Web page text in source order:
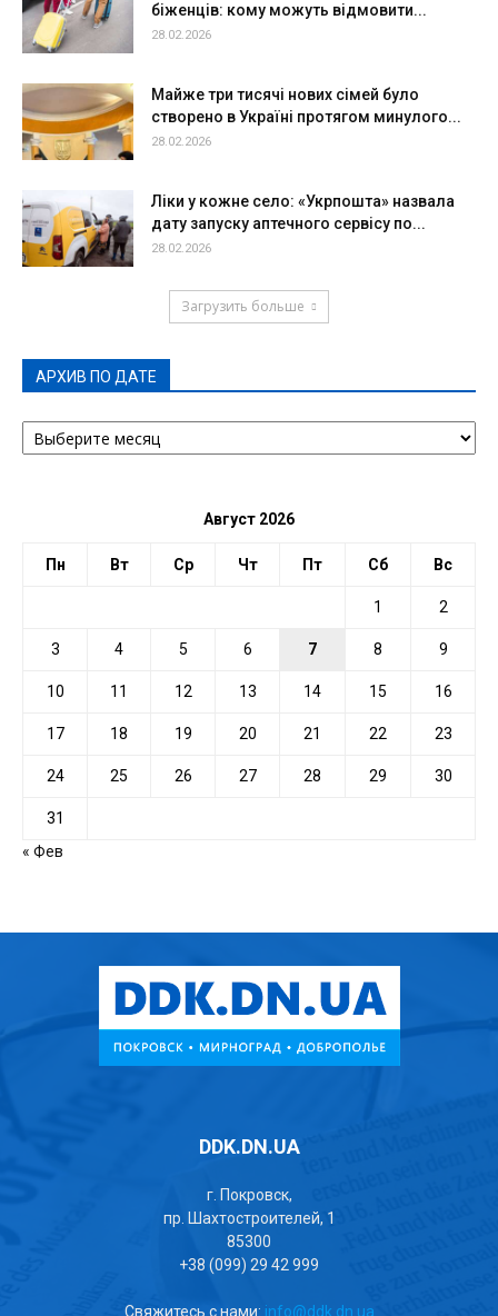
біженців: кому можуть відмовити...
28.02.2026
Майже три тисячі нових сімей було
створено в Україні протягом минулого...
28.02.2026
Ліки у кожне село: «Укрпошта» назвала
дату запуску аптечного сервісу по...
28.02.2026
Загрузить больше
АРХИВ ПО ДАТЕ
АРХИВ
ПО
Август 2026
Пн Вт Ср Чт Пт Сб Вс
1 2
3 4 5 6 7 8 9
10 11 12 13 14 15 16
17 18 19 20 21 22 23
24 25 26 27 28 29 30
31
« Фев
DDK.DN.UA
г. Покровск,
пр. Шахтостроителей, 1
85300
+38 (099) 29 42 999
Свяжитесь с нами: info@ddk.dn.ua